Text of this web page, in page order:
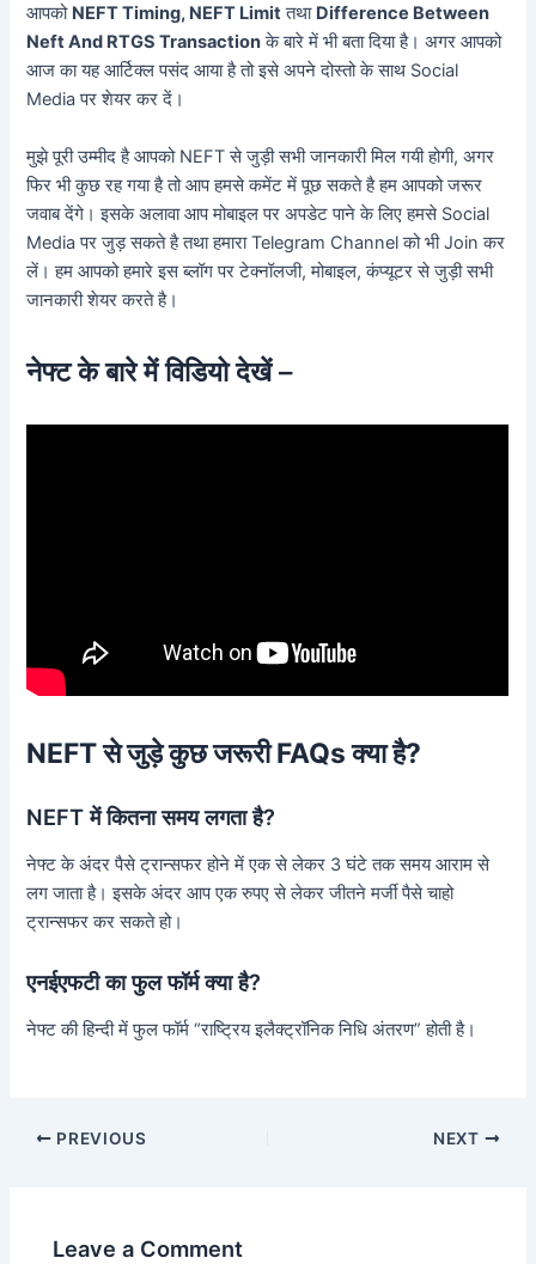
आपको NEFT Timing, NEFT Limitतथा Difference Between
Neft And RTGS Transactionके बारे में भी बता दिया है। अगर आपको
आज का यह आर्टिक्ल पसंद आया है तो इसे अपने दोस्तो के साथ Social
Media पर शेयर कर दें।
मुझे पूरी उम्मीद है आपको NEFT से जुड़ी सभी जानकारी मिल गयी होगी, अगर
फिर भी कुछ रह गया है तो आप हमसे कमेंट में पूछ सकते है हम आपको जरूर
जवाब देंगे। इसके अलावा आप मोबाइल पर अपडेट पाने के लिए हमसे Social
Media पर जुड़ सकते है तथा हमारा Telegram Channel को भी Join कर
लें। हम आपको हमारे इस ब्लॉग पर टेक्नॉलजी, मोबाइल, कंप्यूटर से जुड़ी सभी
जानकारी शेयर करते है।
नेफ्ट के बारे में विडियो देखें –
NEFT से जुड़े कुछ जरूरी FAQs क्या है?
NEFT में कितना समय लगता है?
नेफ्ट के अंदर पैसे ट्रान्सफर होने में एक से लेकर 3 घंटे तक समय आराम से
लग जाता है। इसके अंदर आप एक रुपए से लेकर जीतने मर्जी पैसे चाहो
ट्रान्सफर कर सकते हो।
एनईएफटी का फुल फॉर्म क्या है?
नेफ्ट की हिन्दी में फुल फॉर्म “राष्ट्रिय इलैक्ट्रॉनिक निधि अंतरण” होती है।
PREVIOUS NEXT
Leave a Comment